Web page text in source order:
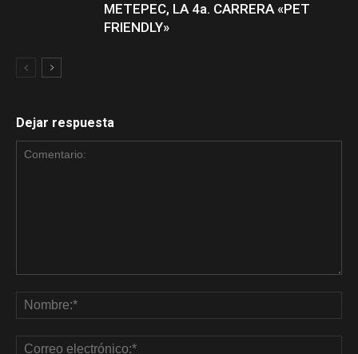
METEPEC, LA 4a. CARRERA «PET
FRIENDLY»
Dejar respuesta